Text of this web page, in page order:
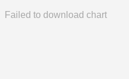
Failed to download chart